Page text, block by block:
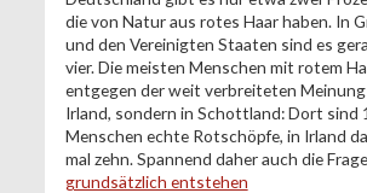
die von Natur aus rotes Haar haben. In
und den Vereinigten Staaten sind es
vier. Die meisten Menschen mit rotem
entgegen der weit verbreiteten
Irland, sondern in Schottland: Dort sind
Menschen echte Rotschöpfe, in Irland
mal zehn. Spannend daher auch die
grundsätzlich entstehen